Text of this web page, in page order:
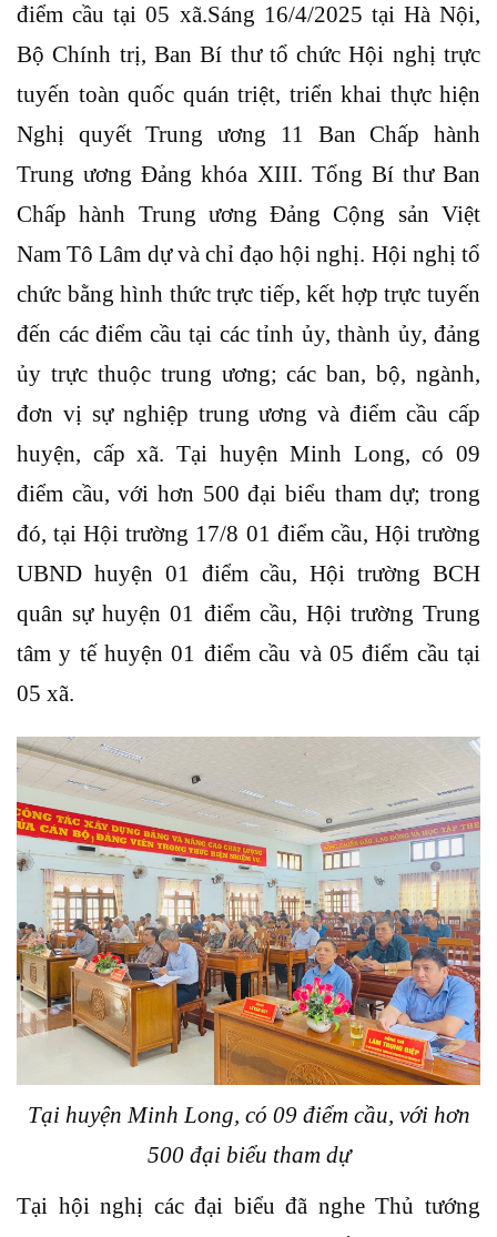
điểm cầu tại 05 xã.Sáng 16/4/2025 tại Hà Nội,
Bộ Chính trị, Ban Bí thư tổ chức Hội nghị trực
tuyến toàn quốc quán triệt, triển khai thực hiện
Nghị quyết Trung ương 11 Ban Chấp hành
Trung ương Đảng khóa XIII. Tổng Bí thư Ban
Chấp hành Trung ương Đảng Cộng sản Việt
Nam Tô Lâm dự và chỉ đạo hội nghị. Hội nghị tổ
chức bằng hình thức trực tiếp, kết hợp trực tuyến
đến các điểm cầu tại các tỉnh ủy, thành ủy, đảng
ủy trực thuộc trung ương; các ban, bộ, ngành,
đơn vị sự nghiệp trung ương và điểm cầu cấp
huyện, cấp xã. Tại huyện Minh Long, có 09
điểm cầu, với hơn 500 đại biểu tham dự; trong
đó, tại Hội trường 17/8 01 điểm cầu, Hội trường
UBND huyện 01 điểm cầu, Hội trường BCH
quân sự huyện 01 điểm cầu, Hội trường Trung
tâm y tế huyện 01 điểm cầu và 05 điểm cầu tại
05 xã.
Tại huyện Minh Long, có 09 điểm cầu, với hơn
500 đại biểu tham dự
Tại hội nghị các đại biểu đã nghe Thủ tướng